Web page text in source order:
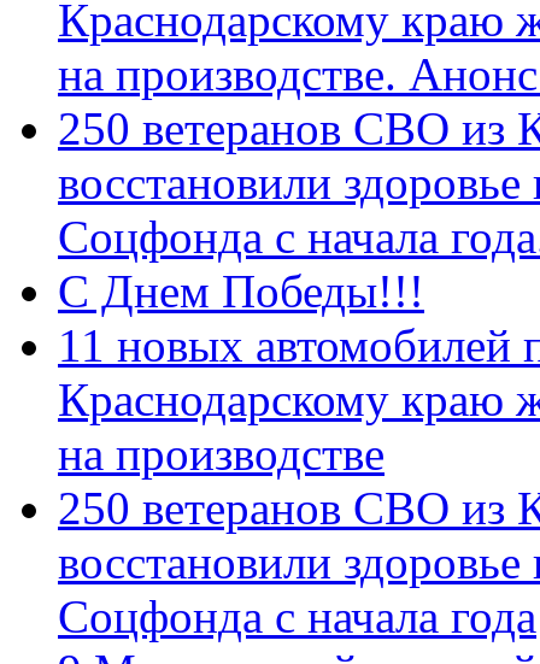
Краснодарскому краю
на производстве.
250 ветеранов СВО из
восстановили
Соцфонда с начала
С Днем Победы!!!
11 новых автомобилей
Краснодарскому краю
на производстве
250 ветеранов СВО из
восстановили
Соцфонда с начала года